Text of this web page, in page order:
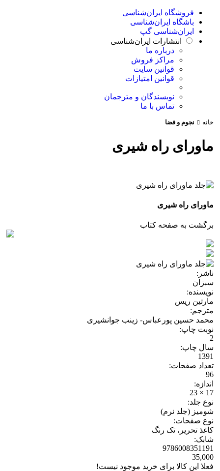
فروشگاه ایران‌شناسی
باشگاه ایران‌شناسی
ایران‌شناسی گپ
انتشارات ایران‌شناسی
درباره ما
مراکز فروش
قوانین سایت
قوانین امتیازات
نویسندگان و مترجمان
تماس با ما
خانه نجوم و فضا
ماورای راه شیری
ماورای راه شیری
برگشت به صفحه کتاب
ناشر:
سبزان
نویسنده:
مارتین ریس
مترجم:
محمد حسین پورعباس- زینب جوانشیری
نوبت چاپ:
2
سال چاپ:
1391
تعداد صفحات:
96
اندازه:
17 × 23
نوع جلد:
شومیز (جلد نرم)
نوع صفحات:
کاغذ تحریر، تک رنگ
شابک:
9786008351191
35,000
فعلا این کالا برای خرید موجود نیست!